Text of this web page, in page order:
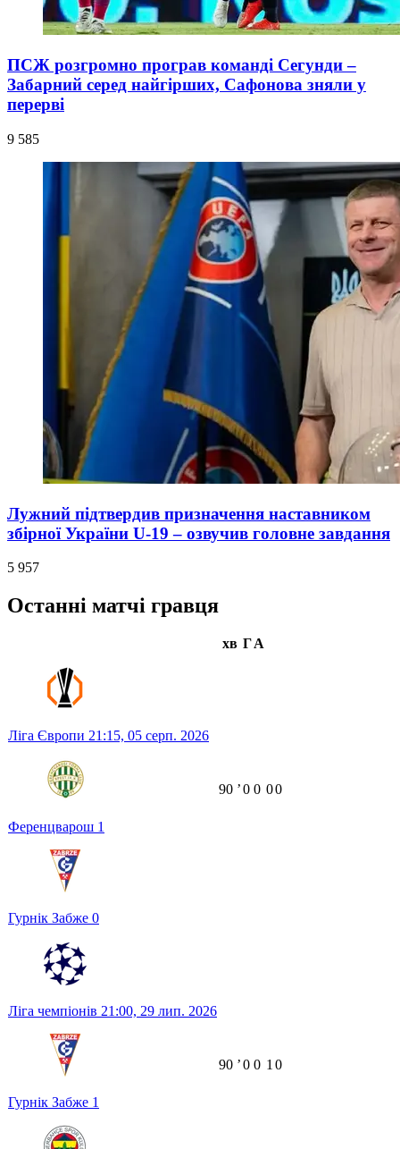
ПСЖ розгромно програв команді Сегунди –
Забарний серед найгірших, Сафонова зняли у
перерві
9 585
Лужний підтвердив призначення наставником
збірної України U-19 – озвучив головне завдання
5 957
Останні матчі гравця
хв ГА
Ліга Європи 21:15, 05 серп. 2026
Ференцварош 1
Гурнік Забже 0
90 ʼ0 0 00
Ліга чемпіонів 21:00, 29 лип. 2026
Гурнік Забже 1
90 ʼ0 0 1 0